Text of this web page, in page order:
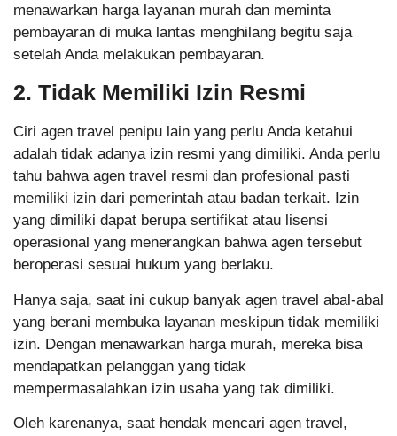
menawarkan harga layanan murah dan meminta
pembayaran di muka lantas menghilang begitu saja
setelah Anda melakukan pembayaran.
2. Tidak Memiliki Izin Resmi
Ciri agen travel penipu lain yang perlu Anda ketahui
adalah tidak adanya izin resmi yang dimiliki. Anda perlu
tahu bahwa agen travel resmi dan profesional pasti
memiliki izin dari pemerintah atau badan terkait. Izin
yang dimiliki dapat berupa sertifikat atau lisensi
operasional yang menerangkan bahwa agen tersebut
beroperasi sesuai hukum yang berlaku.
Hanya saja, saat ini cukup banyak agen travel abal-abal
yang berani membuka layanan meskipun tidak memiliki
izin. Dengan menawarkan harga murah, mereka bisa
mendapatkan pelanggan yang tidak
mempermasalahkan izin usaha yang tak dimiliki.
Oleh karenanya, saat hendak mencari agen travel,